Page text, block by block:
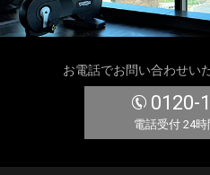
お電話でお問い合わせい
0120-
電話受付 24